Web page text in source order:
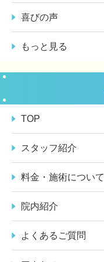
喜びの声
もっと見る
TOP
スタッフ紹介
料金・施術について
院内紹介
よくあるご質問